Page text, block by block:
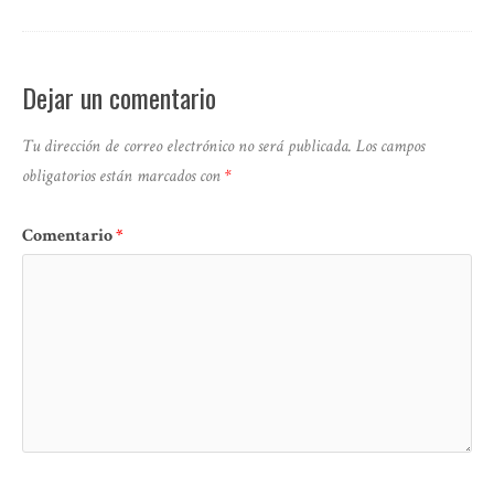
Dejar un comentario
Tu dirección de correo electrónico no será publicada. Los campos
obligatorios están marcados con*
Comentario*